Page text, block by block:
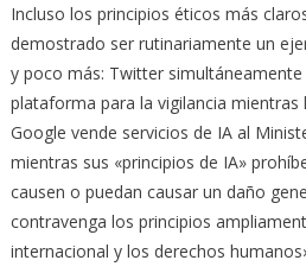
Incluso los principios éticos más
demostrado ser rutinariamente un
y poco más: Twitter
plataforma para la vigilancia
Google vende servicios de IA al
mientras sus «principios de IA»
causen o puedan causar un daño
contravenga los principios
internacional y los derechos